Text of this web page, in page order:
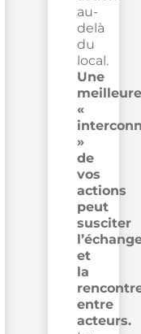
au-
delà
du
local.
Une
meilleure
«
»
de
vos
actions
peut
susciter
et
la
entre
acteurs.